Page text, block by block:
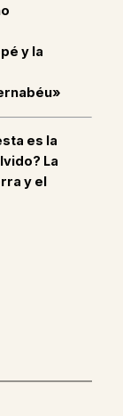
y la
es la
La
y el